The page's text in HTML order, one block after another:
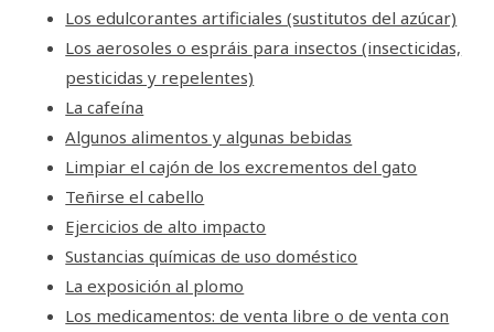
Los edulcorantes artificiales (sustitutos del azúcar)
Los aerosoles o espráis para insectos (insecticidas,
pesticidas y repelentes)
La cafeína
Algunos alimentos y algunas bebidas
Limpiar el cajón de los excrementos del gato
Teñirse el cabello
Ejercicios de alto impacto
Sustancias químicas de uso doméstico
La exposición al plomo
Los medicamentos: de venta libre o de venta con